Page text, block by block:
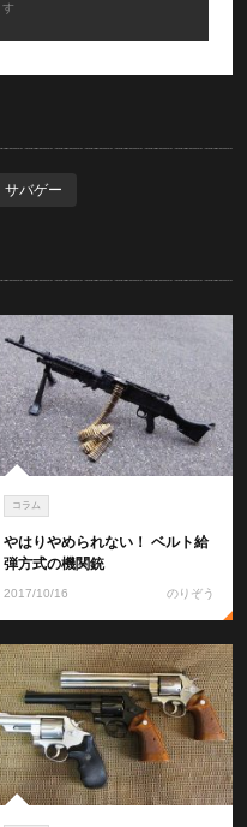
サバゲー
コラム
やはりやめられない！ ベルト給
弾方式の機関銃
2017/10/16 のりぞう